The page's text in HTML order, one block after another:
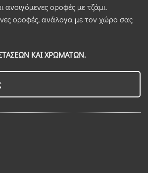
οροφές με τζάμι.
οροφές, ανάλογα με τον χώρο σας
ΚΑΙ ΧΡΩΜΑΤΩΝ.